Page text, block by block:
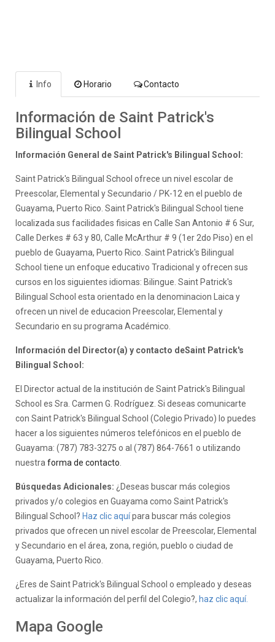
Info Horario Contacto
Información de Saint Patrick's
Bilingual School
Información General de Saint Patrick's Bilingual School:
Saint Patrick's Bilingual School ofrece un nivel escolar de
Preescolar, Elemental y Secundario / PK-12 en el pueblo de
Guayama, Puerto Rico. Saint Patrick's Bilingual School tiene
localizada sus facilidades fisicas en Calle San Antonio # 6 Sur,
Calle Derkes # 63 y 80, Calle McArthur # 9 (1er 2do Piso) en el
pueblo de Guayama, Puerto Rico. Saint Patrick's Bilingual
School tiene un enfoque educativo Tradicional y ofrecen sus
cursos en los siguientes idiomas: Bilingue. Saint Patrick's
Bilingual School esta orientado en la denominacion Laica y
ofrecen un nivel de educacion Preescolar, Elemental y
Secundario en su programa Académico.
Información del Director(a) y contacto deSaint Patrick's
Bilingual School:
El Director actual de la institución de Saint Patrick's Bilingual
School es Sra. Carmen G. Rodríguez. Si deseas comunicarte
con Saint Patrick's Bilingual School (Colegio Privado) lo puedes
hacer a los siguientes números telefónicos en el pueblo de
Guayama: (787) 783-3275 o al (787) 864-7661 o utilizando
nuestra forma de contacto
Búsquedas Adicionales: ¿Deseas buscar más colegios
privados y/o colegios en Guayama como Saint Patrick's
Bilingual School? Haz clic aquípara buscar más colegios
privados que ofrecen un nivel escolar de Preescolar, Elemental
y Secundario en el área, zona, región, pueblo o ciudad de
Guayama, Puerto Rico.
¿Eres de Saint Patrick's Bilingual School o empleado y deseas
actualizar la información del perfil del Colegio?, haz clic aquí.
Mapa Google